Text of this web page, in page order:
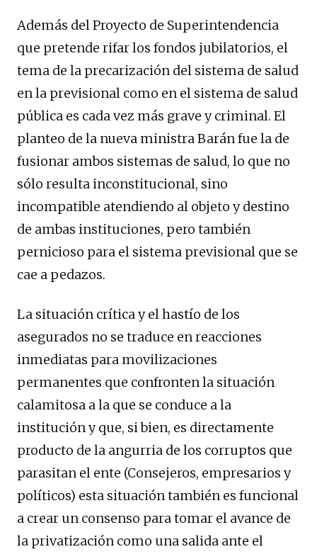
Además del Proyecto de Superintendencia
que pretende rifar los fondos jubilatorios, el
tema de la precarización del sistema de salud
en la previsional como en el sistema de salud
pública es cada vez más grave y criminal. El
planteo de la nueva ministra Barán fue la de
fusionar ambos sistemas de salud, lo que no
sólo resulta inconstitucional, sino
incompatible atendiendo al objeto y destino
de ambas instituciones, pero también
pernicioso para el sistema previsional que se
cae a pedazos.
La situación crítica y el hastío de los
asegurados no se traduce en reacciones
inmediatas para movilizaciones
permanentes que confronten la situación
calamitosa a la que se conduce a la
institución y que, si bien, es directamente
producto de la angurria de los corruptos que
parasitan el ente (Consejeros, empresarios y
políticos) esta situación también es funcional
a crear un consenso para tomar el avance de
la privatización como una salida ante el